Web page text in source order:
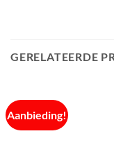
GERELATEERDE
Aanbieding!